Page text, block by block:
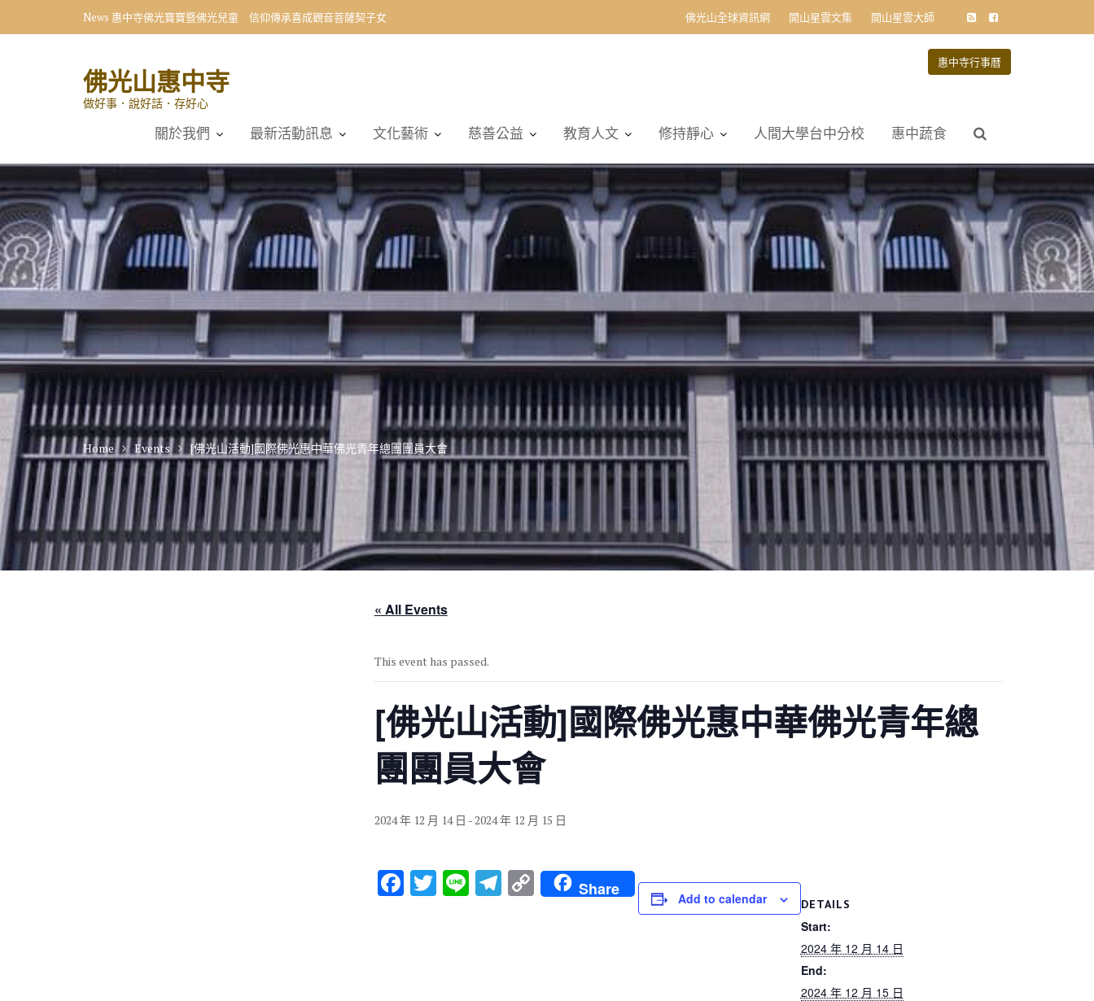
News 惠中寺佛光寶寶暨佛光兒童 信仰傳承喜成觀音菩薩契子女 佛光山全球資訊網 開山星雲文集 開山星雲大師
佛光山惠中寺
做好事．說好話．存好心
惠中寺行事曆
關於我們 最新活動訊息 文化藝術 慈善公益 教育人文 修持靜心 人間大學台中分校 惠中蔬食
Home Events [佛光山活動]國際佛光惠中華佛光青年總團團員大會
« All Events
This event has passed.
[佛光山活動]國際佛光惠中華佛光青年總
團團員大會
2024 年 12 月 14 日 -2024 年 12 月 15 日
F T Li T C
o
Share Add to calendar DETAILS
Start:
2024 年 12 月 14 日
End:
2024 年 12 月 15 日